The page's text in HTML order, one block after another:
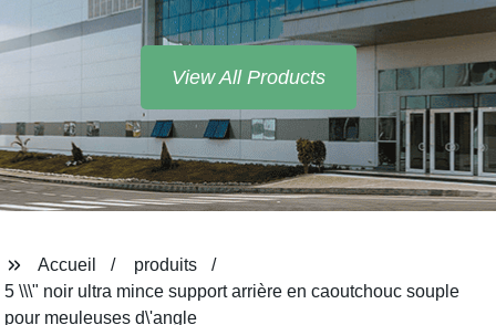
View All Products
Accueil
produits
5 \\\" noir ultra mince support arrière en caoutchouc souple
pour meuleuses d\'angle